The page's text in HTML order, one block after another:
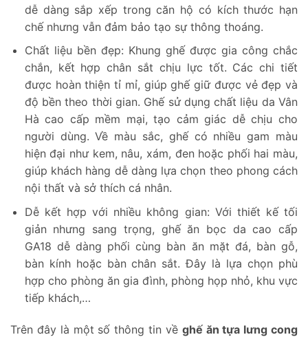
dễ dàng sắp xếp trong căn hộ có kích thước hạn
chế nhưng vẫn đảm bảo tạo sự thông thoáng.
Chất liệu bền đẹp: Khung ghế được gia công chắc
chắn, kết hợp chân sắt chịu lực tốt. Các chi tiết
được hoàn thiện tỉ mỉ, giúp ghế giữ được vẻ đẹp và
độ bền theo thời gian. Ghế sử dụng chất liệu da Vân
Hà cao cấp mềm mại, tạo cảm giác dễ chịu cho
người dùng. Về màu sắc, ghế có nhiều gam màu
hiện đại như kem, nâu, xám, đen hoặc phối hai màu,
giúp khách hàng dễ dàng lựa chọn theo phong cách
nội thất và sở thích cá nhân.
Dễ kết hợp với nhiều không gian: Với thiết kế tối
giản nhưng sang trọng, ghế ăn bọc da cao cấp
GA18 dễ dàng phối cùng bàn ăn mặt đá, bàn gỗ,
bàn kính hoặc bàn chân sắt. Đây là lựa chọn phù
hợp cho phòng ăn gia đình, phòng họp nhỏ, khu vực
tiếp khách,…
Trên đây là một số thông tin về ghế ăn tựa lưng cong